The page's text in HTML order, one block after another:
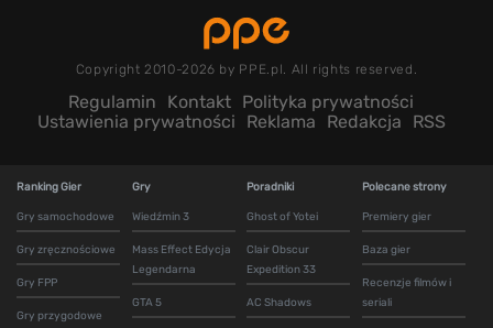
Copyright 2010-2026 by PPE.pl. All rights reserved.
Regulamin Kontakt Polityka prywatności
Ustawienia prywatności
Reklama Redakcja RSS
Ranking Gier
Gry samochodowe
Gry zręcznościowe
Gry FPP
Gry przygodowe
Gry
Wiedźmin 3
Mass Effect Edycja
Legendarna
GTA 5
Poradniki
Ghost of Yotei
Clair Obscur
Expedition 33
AC Shadows
Polecane strony
Premiery gier
Baza gier
Recenzje filmów i
seriali